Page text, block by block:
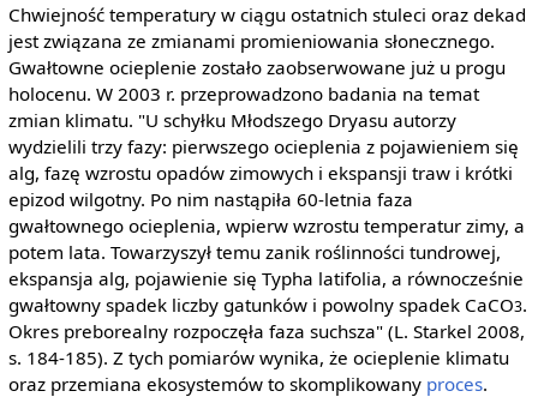
Chwiejność temperatury w ciągu ostatnich stuleci oraz dekad
jest związana ze zmianami promieniowania słonecznego.
Gwałtowne ocieplenie zostało zaobserwowane już u progu
holocenu. W 2003 r. przeprowadzono badania na temat
zmian klimatu. "U schyłku Młodszego Dryasu autorzy
wydzielili trzy fazy: pierwszego ocieplenia z pojawieniem się
alg, fazę wzrostu opadów zimowych i ekspansji traw i krótki
epizod wilgotny. Po nim nastąpiła 60-letnia faza
gwałtownego ocieplenia, wpierw wzrostu temperatur zimy, a
potem lata. Towarzyszył temu zanik roślinności tundrowej,
ekspansja alg, pojawienie się Typha latifolia, a równocześnie
gwałtowny spadek liczby gatunków i powolny spadek CaCO3.
Okres preborealny rozpoczęła faza suchsza" (L. Starkel 2008,
s. 184-185). Z tych pomiarów wynika, że ocieplenie klimatu
oraz przemiana ekosystemów to skomplikowany proces.